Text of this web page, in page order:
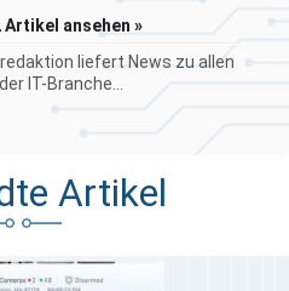
Artikel ansehen »
liefert News zu allen
IT-Branche...
Artikel